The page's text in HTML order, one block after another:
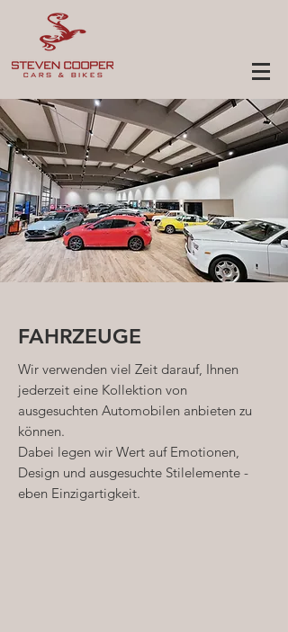
FAHRZEUGE
Wir verwenden viel Zeit darauf, Ihnen
jederzeit eine Kollektion von
ausgesuchten Automobilen anbieten zu
können.
Dabei legen wir Wert auf Emotionen,
Design und ausgesuchte Stilelemente -
eben Einzigartigkeit.